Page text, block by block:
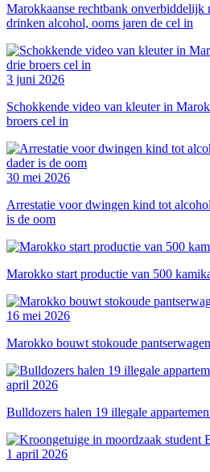
Marokkaanse rechtbank onverbiddelijk
drinken alcohol, ooms jaren de cel in
3 juni 2026
Schokkende video van kleuter in
broers cel in
30 mei 2026
Arrestatie voor dwingen kind tot
is de oom
Marokko start productie van 500
16 mei 2026
Marokko bouwt stokoude
april 2026
Bulldozers halen 19 illegale
1 april 2026